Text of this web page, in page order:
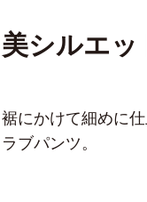
美シルエッ
裾にかけて細めに
ラブパンツ。